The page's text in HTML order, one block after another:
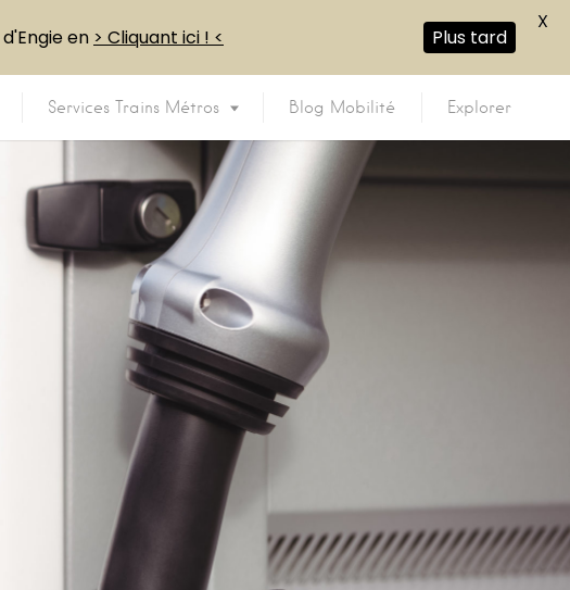
Services Trains Métros Blog Mobilité Explorer
d'Engie en > Cliquant ici ! < Plus tard
X